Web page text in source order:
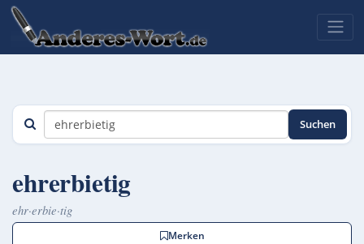
Suchen
ehrerbietig
ehr·erbie·tig
Merken